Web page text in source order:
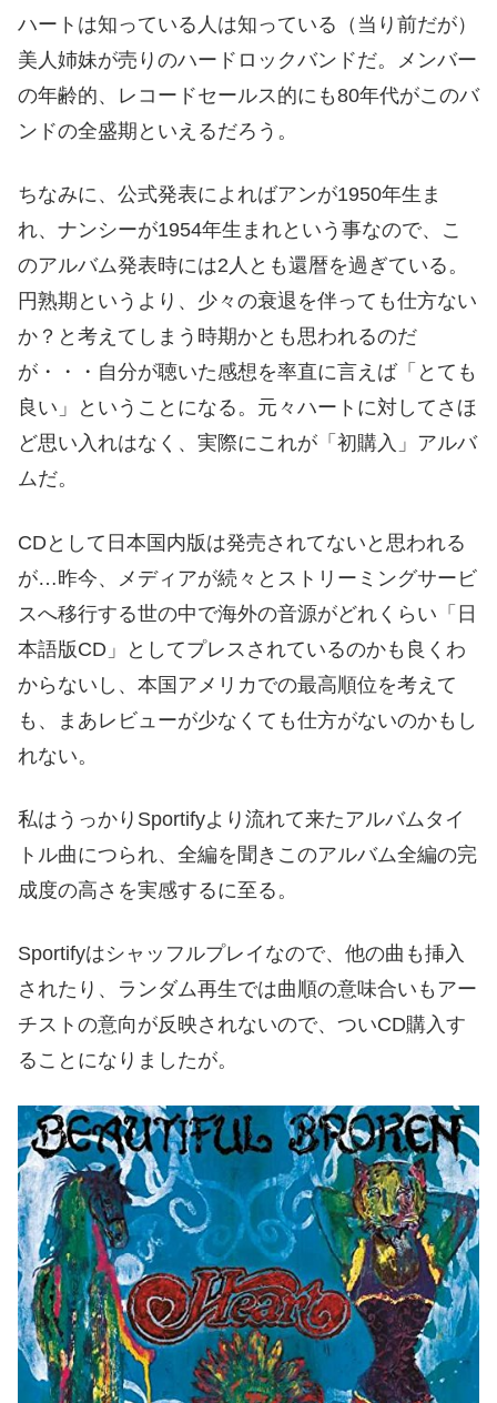
ハートは知っている人は知っている（当り前だが）
美人姉妹が売りのハードロックバンドだ。メンバー
の年齢的、レコードセールス的にも80年代がこのバ
ンドの全盛期といえるだろう。
ちなみに、公式発表によればアンが1950年生ま
れ、ナンシーが1954年生まれという事なので、こ
のアルバム発表時には2人とも還暦を過ぎている。
円熟期というより、少々の衰退を伴っても仕方ない
か？と考えてしまう時期かとも思われるのだ
が・・・自分が聴いた感想を率直に言えば「とても
良い」ということになる。元々ハートに対してさほ
ど思い入れはなく、実際にこれが「初購入」アルバ
ムだ。
CDとして日本国内版は発売されてないと思われる
が…昨今、メディアが続々とストリーミングサービ
スへ移行する世の中で海外の音源がどれくらい「日
本語版CD」としてプレスされているのかも良くわ
からないし、本国アメリカでの最高順位を考えて
も、まあレビューが少なくても仕方がないのかもし
れない。
私はうっかりSportifyより流れて来たアルバムタイ
トル曲につられ、全編を聞きこのアルバム全編の完
成度の高さを実感するに至る。
Sportifyはシャッフルプレイなので、他の曲も挿入
されたり、ランダム再生では曲順の意味合いもアー
チストの意向が反映されないので、ついCD購入す
ることになりましたが。